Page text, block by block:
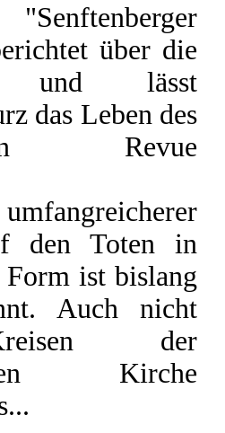
über die
und lässt
das Leben des
Revue
den Toten in
ist bislang
Auch nicht
der
Kirche